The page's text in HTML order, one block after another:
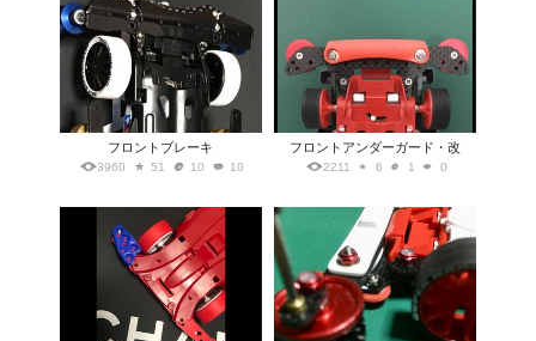
フロントブレーキ
3960 51 10 10
フロントアンダーガード・改
2211 6 1 0